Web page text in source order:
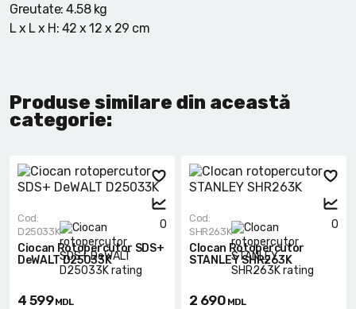
Greutate: 4.58 kg
L x L x H: 42 x 12 x 29 cm
Produse similare din această
categorie:
0
Cod:
D25033K
Ciocan Rotopercutor SDS+
DeWALT D25033K
4 599 MDL
0
Cod:
SHR263K
CIocan Rotopercutor
STANLEY SHR263K
2 690 MDL